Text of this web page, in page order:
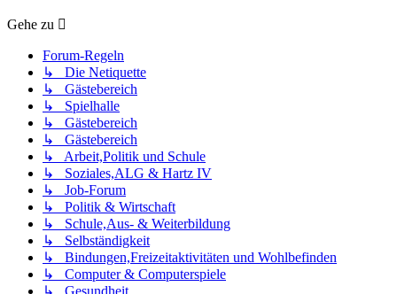
Gehe zu
Forum-Regeln
↳ Die Netiquette
↳ Gästebereich
↳ Spielhalle
↳ Gästebereich
↳ Gästebereich
↳ Arbeit,Politik und Schule
↳ Soziales,ALG & Hartz IV
↳ Job-Forum
↳ Politik & Wirtschaft
↳ Schule,Aus- & Weiterbildung
↳ Selbständigkeit
↳ Bindungen,Freizeitaktivitäten und Wohlbefinden
↳ Computer & Computerspiele
↳ Gesundheit